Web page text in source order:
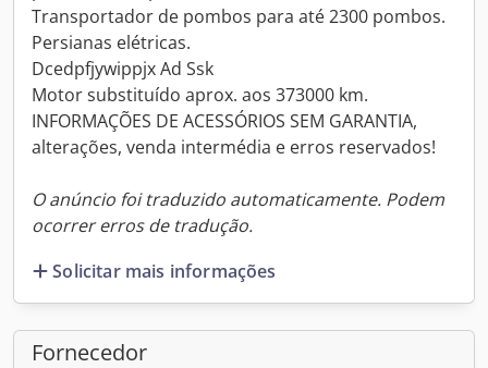
Transportador de pombos para até 2300 pombos.
Persianas elétricas.
Dcedpfjywippjx Ad Ssk
Motor substituído aprox. aos 373000 km.
INFORMAÇÕES DE ACESSÓRIOS SEM GARANTIA,
alterações, venda intermédia e erros reservados!
O anúncio foi traduzido automaticamente. Podem
ocorrer erros de tradução.
Solicitar mais informações
Fornecedor